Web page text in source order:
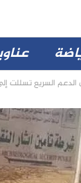
السريع تسللت